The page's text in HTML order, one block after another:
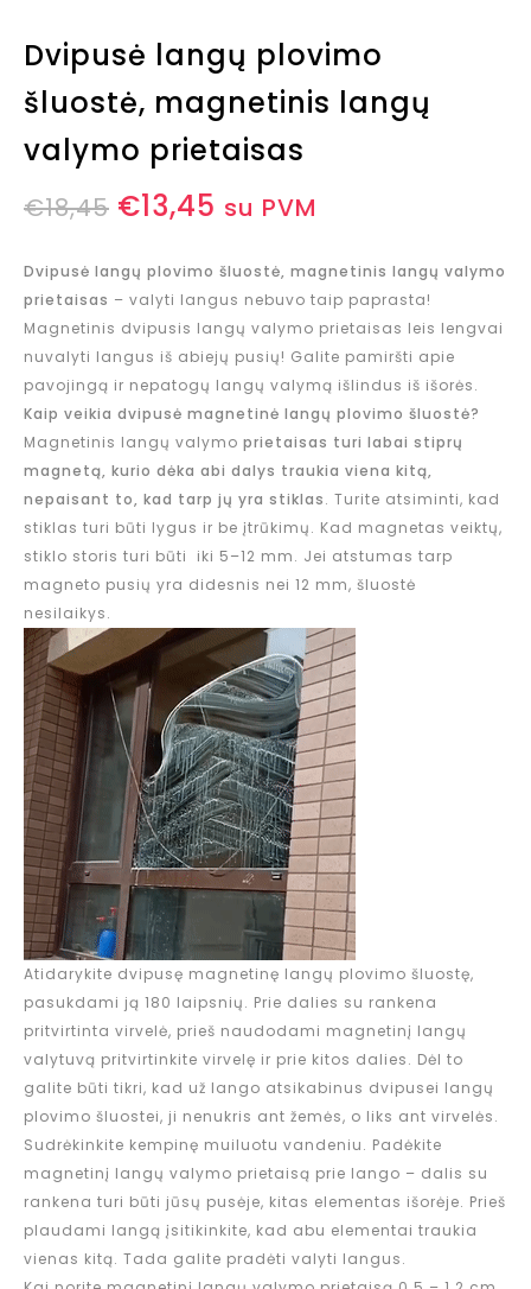
Dvipusė langų plovimo
šluostė, magnetinis langų
valymo prietaisas
€18,45 €13,45 su PVM
Dvipusė langų plovimo šluostė, magnetinis langų valymo
prietaisas – valyti langus nebuvo taip paprasta!
Magnetinis dvipusis langų valymo prietaisas leis lengvai
nuvalyti langus iš abiejų pusių! Galite pamiršti apie
pavojingą ir nepatogų langų valymą išlindus iš išorės.
Kaip veikia dvipusė magnetinė langų plovimo šluostė?
Magnetinis langų valymo prietaisas turi labai stiprų
magnetą, kurio dėka abi dalys traukia viena kitą,
nepaisant to, kad tarp jų yra stiklas. Turite atsiminti, kad
stiklas turi būti lygus ir be įtrūkimų. Kad magnetas veiktų,
stiklo storis turi būti iki 5–12 mm. Jei atstumas tarp
magneto pusių yra didesnis nei 12 mm, šluostė
nesilaikys.
Atidarykite dvipusę magnetinę langų plovimo šluostę,
pasukdami ją 180 laipsnių. Prie dalies su rankena
pritvirtinta virvelė, prieš naudodami magnetinį langų
valytuvą pritvirtinkite virvelę ir prie kitos dalies. Dėl to
galite būti tikri, kad už lango atsikabinus dvipusei langų
plovimo šluostei, ji nenukris ant žemės, o liks ant virvelės.
Sudrėkinkite kempinę muiluotu vandeniu. Padėkite
magnetinį langų valymo prietaisą prie lango – dalis su
rankena turi būti jūsų pusėje, kitas elementas išorėje. Prieš
plaudami langą įsitikinkite, kad abu elementai traukia
vienas kitą. Tada galite pradėti valyti langus.